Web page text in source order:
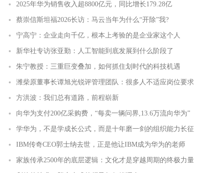
2025年华为销售收入超8800亿元，同比增长179.28亿
蔡崇信斯坦福2026长访：马云当年为什么“开除”我?
宁高宁：企业走向千亿，根本上考验的是企业家这个人
新华社专访张亚勤：人工智能到底发展到什么阶段了
朱宁教授：三重巨变叠加，如何抓住划时代的科技机遇
潍柴原董事长谭旭光锐评管理团队：很多人不适应岗位要求
方洪波：我们总有道路，前程崭新
向华为支付200亿采购费，“每卖一辆问界,13.6万流向华为”
学华为，不是学成长公式，而是十年磨一剑的组织能力长征
IBM传奇CEO郭士纳去世，正是他让IBM成为华为的老师
家族传承2500年的底层逻辑：文化才是穿越周期的终极力量